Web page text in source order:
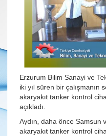
Erzurum Bilim Sanayi ve
iki yıl süren bir çalışmanın
akaryakıt tanker kontrol
açıkladı.
Aydın, daha önce Samsun
akaryakıt tanker kontrol